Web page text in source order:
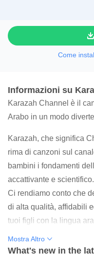
Come
Informazioni su
Karazah Channel è il
Arabo in un modo
Karazah, che significa
rima di canzoni sul
bambini i fondamenti
accattivante e scientifico.
Ci rendiamo conto che
di alta qualità, affidabili
tuoi figli con la lingua
da un team esperto
Mostra Altro
What's new in the